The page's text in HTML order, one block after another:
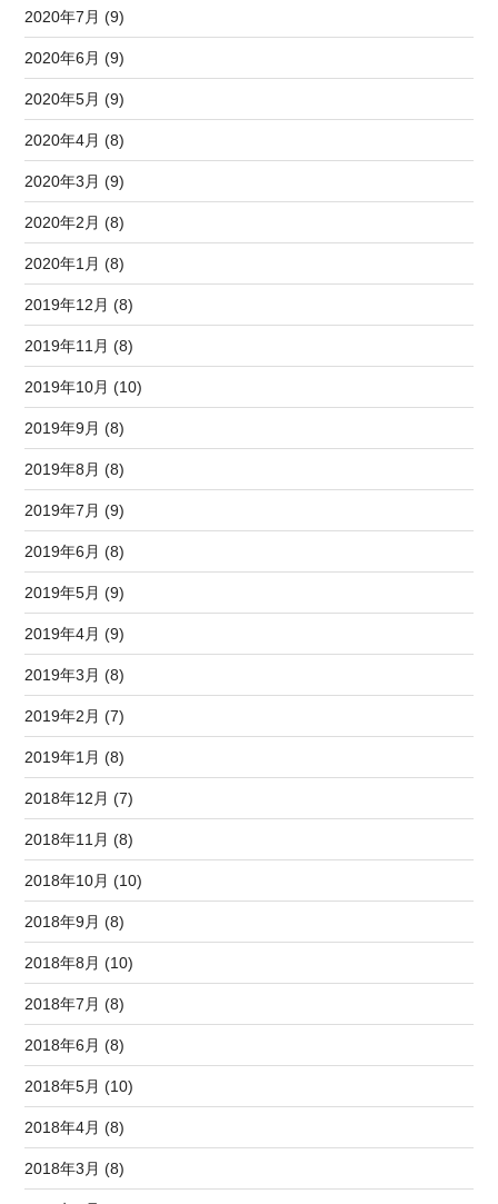
2020年7月 (9)
2020年6月 (9)
2020年5月 (9)
2020年4月 (8)
2020年3月 (9)
2020年2月 (8)
2020年1月 (8)
2019年12月 (8)
2019年11月 (8)
2019年10月 (10)
2019年9月 (8)
2019年8月 (8)
2019年7月 (9)
2019年6月 (8)
2019年5月 (9)
2019年4月 (9)
2019年3月 (8)
2019年2月 (7)
2019年1月 (8)
2018年12月 (7)
2018年11月 (8)
2018年10月 (10)
2018年9月 (8)
2018年8月 (10)
2018年7月 (8)
2018年6月 (8)
2018年5月 (10)
2018年4月 (8)
2018年3月 (8)